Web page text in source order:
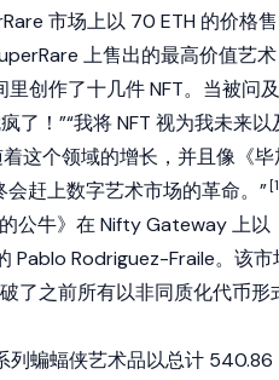
市场上以 70 ETH 的价格售
上售出的最高价值艺术
创作了十几件 NFT。当被问及
了！”“我将 NFT 视为我未来以
这个领域的增长，并且像《毕
赶上数字艺术市场的革命。”
公牛》在 Nifty Gateway 上以
Pablo Rodriguez-Fraile。该市
了之前所有以非同质化代币形
列蝙蝠侠艺术品以总计 540.86